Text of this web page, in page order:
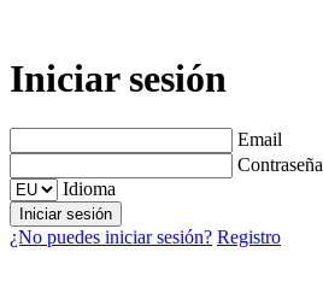
Iniciar sesión
Email
Contraseña
Idioma
¿No puedes iniciar sesión? Registro